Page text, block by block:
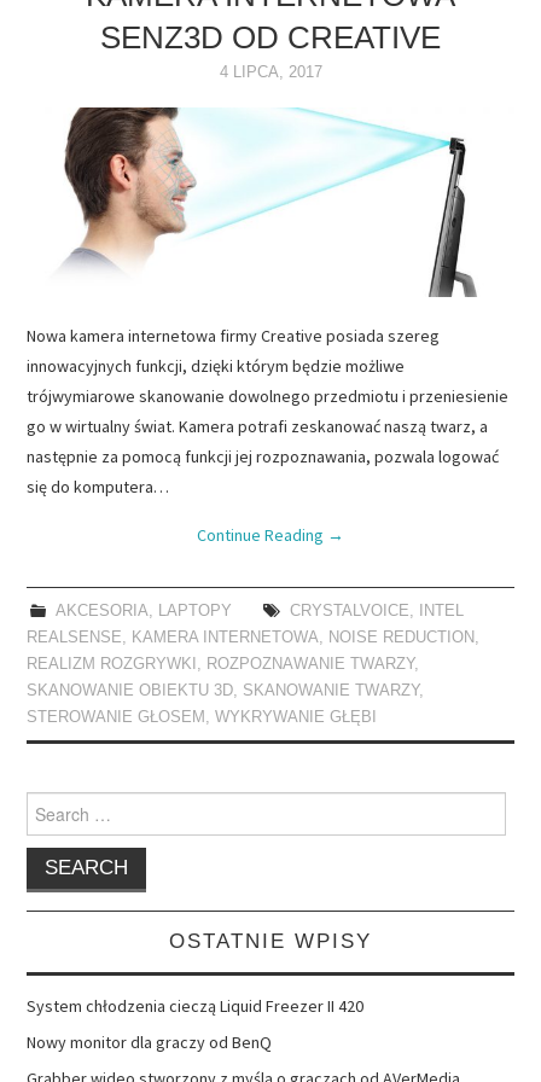
NAPĘDY
OPROGRAMOWANIE
INTERNET
SENZ3D OD CREATIVE
4 LIPCA, 2017
Nowa kamera internetowa firmy Creative posiada szereg
innowacyjnych funkcji, dzięki którym będzie możliwe
trójwymiarowe skanowanie dowolnego przedmiotu i przeniesienie
go w wirtualny świat. Kamera potrafi zeskanować naszą twarz, a
następnie za pomocą funkcji jej rozpoznawania, pozwala logować
się do komputera…
Continue Reading →
AKCESORIA, LAPTOPY CRYSTALVOICE,
INTEL
REALSENSE, KAMERA INTERNETOWA, NOISE REDUCTION ,
REALIZM ROZGRYWKI , ROZPOZNAWANIE TWARZY,
SKANOWANIE OBIEKTU 3D, SKANOWANIE TWARZY,
STEROWANIE GŁOSEM ,WYKRYWANIE GŁĘBI
Search
for:
OSTATNIE WPISY
System chłodzenia cieczą Liquid Freezer II 420
Nowy monitor dla graczy od BenQ